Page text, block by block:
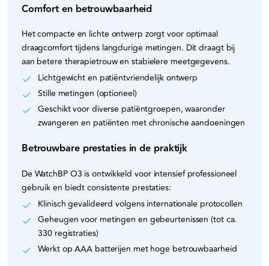
Comfort en betrouwbaarheid
Het compacte en lichte ontwerp zorgt voor optimaal
draagcomfort tijdens langdurige metingen. Dit draagt bij
aan betere therapietrouw en stabielere meetgegevens.
Lichtgewicht en patiëntvriendelijk ontwerp
Stille metingen (optioneel)
Geschikt voor diverse patiëntgroepen, waaronder
zwangeren en patiënten met chronische aandoeningen
Betrouwbare prestaties in de praktijk
De WatchBP O3 is ontwikkeld voor intensief professioneel
gebruik en biedt consistente prestaties:
Klinisch gevalideerd volgens internationale protocollen
Geheugen voor metingen en gebeurtenissen (tot ca.
330 registraties)
Werkt op AAA batterijen met hoge betrouwbaarheid